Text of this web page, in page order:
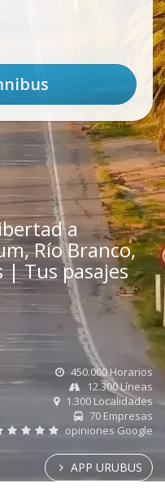
a
Río Branco,
| Tus pasajes
450.000 Horarios
12.300 Líneas
1.300 Localidades
70 Empresas
opiniones Google
APP URUBUS